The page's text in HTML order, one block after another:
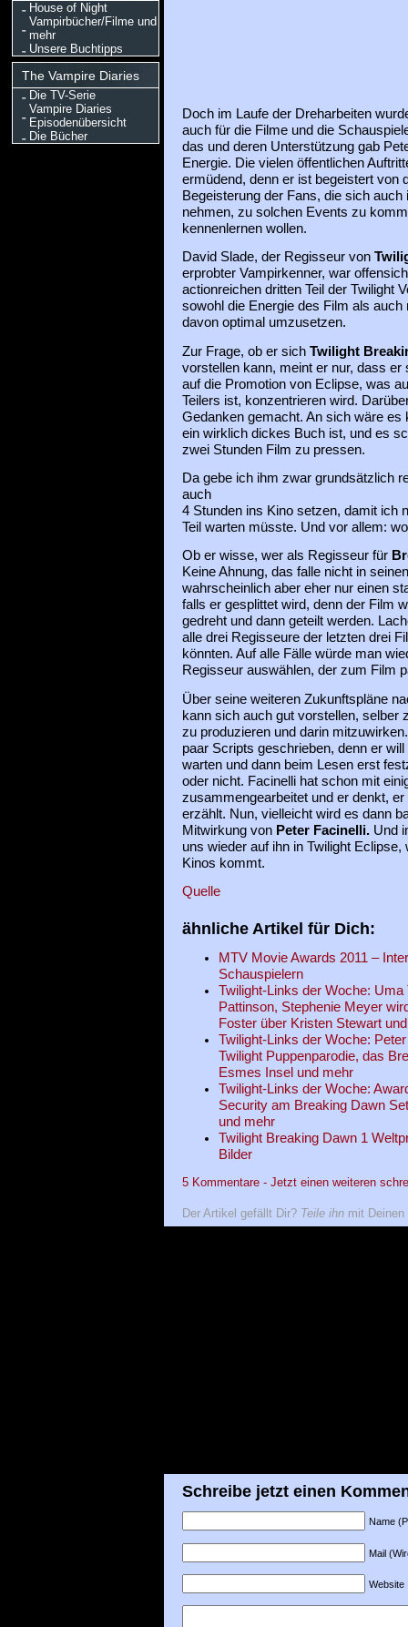
House of Night
Vampirbücher/Filme und
mehr
Unsere Buchtipps
The Vampire Diaries
Die TV-Serie
Vampire Diaries
Episodenübersicht
Die Bücher
Doch im Laufe der Dreharbeiten
auch für die Filme und die
das und deren Unterstützung gab
Energie. Die vielen öffentlichen
ermüdend, denn er ist begeistert von
Begeisterung der Fans, die sich
nehmen, zu solchen Events zu
kennenlernen wollen.
David Slade, der Regisseur von
erprobter Vampirkenner, war
actionreichen dritten Teil der Twilight
sowohl die Energie des Film als auch
davon optimal umzusetzen.
Zur Frage, ob er sich Twilight
vorstellen kann, meint er nur, dass
auf die Promotion von Eclipse, was
Teilers ist, konzentrieren wird.
Gedanken gemacht. An sich wäre es
ein wirklich dickes Buch ist, und es
zwei Stunden Film zu pressen.
Da gebe ich ihm zwar grundsätzlich
auch
4 Stunden ins Kino setzen, damit ich
Teil warten müsste. Und vor allem:
Ob er wisse, wer als Regisseur für
Keine Ahnung, das falle nicht in
wahrscheinlich aber eher nur einen
falls er gesplittet wird, denn der Film
gedreht und dann geteilt werden.
alle drei Regisseure der letzten drei
könnten. Auf alle Fälle würde man
Regisseur auswählen, der zum Film
Über seine weiteren Zukunftspläne
kann sich auch gut vorstellen, selber
zu produzieren und darin
paar Scripts geschrieben, denn er
warten und dann beim Lesen erst
oder nicht. Facinelli hat schon mit
zusammengearbeitet und er denkt,
erzählt. Nun, vielleicht wird es dann
Mitwirkung von Peter Facinelli. Und
uns wieder auf ihn in Twilight
Kinos kommt.
Quelle
ähnliche Artikel für Dich:
MTV Movie Awards 2011 –
Schauspielern
Twilight-Links der Woche:
Pattinson, Stephenie Meyer
Foster über Kristen Stewart
Twilight-Links der Woche:
Twilight Puppenparodie, das
Esmes Insel und mehr
Twilight-Links der Woche:
Security am Breaking Dawn
und mehr
Twilight Breaking Dawn 1
Bilder
5 Kommentare - Jetzt einen weiteren
Der Artikel gefällt Dir? Teile ihnmit Deinen
Schreibe jetzt einen
Name
Mail
Website